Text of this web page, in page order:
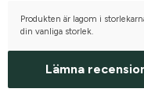
Produkten är lagom i
din vanliga storlek.
Lämna